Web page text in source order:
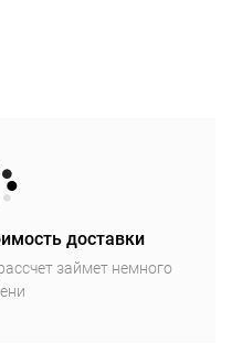
доставки
займет немного